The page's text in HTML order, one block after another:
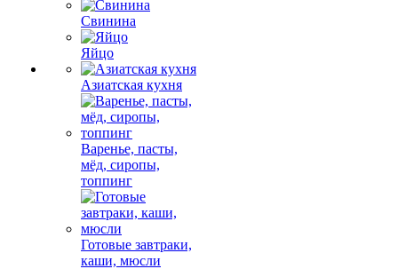
Свинина
Яйцо
Азиатская кухня
Варенье, пасты,
мёд, сиропы,
топпинг
Готовые завтраки,
каши, мюсли